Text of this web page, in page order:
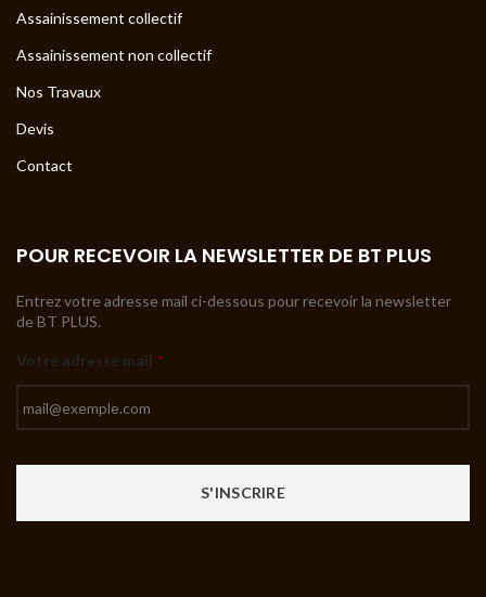
Assainissement collectif
Assainissement non collectif
Nos Travaux
Devis
Contact
POUR RECEVOIR LA NEWSLETTER DE BT PLUS
Entrez votre adresse mail ci-dessous pour recevoir la newsletter
de BT PLUS.
Votre adresse mail *